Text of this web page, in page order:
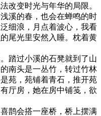
改变时光与年华的局限。
溪的春，也会在蝉鸣的时
细浪，月点着波心，我看
尾光里安然入睡。枕着黄
踏过小溪的石凳就到了山
南头是一丛竹，转过竹林
苑，苑铺着青石，推开苑
厅房，她在房中铺笺，欲
鹊会搭一座桥，桥上摆满